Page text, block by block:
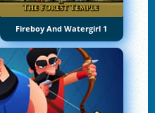
Fireboy And Watergirl 1